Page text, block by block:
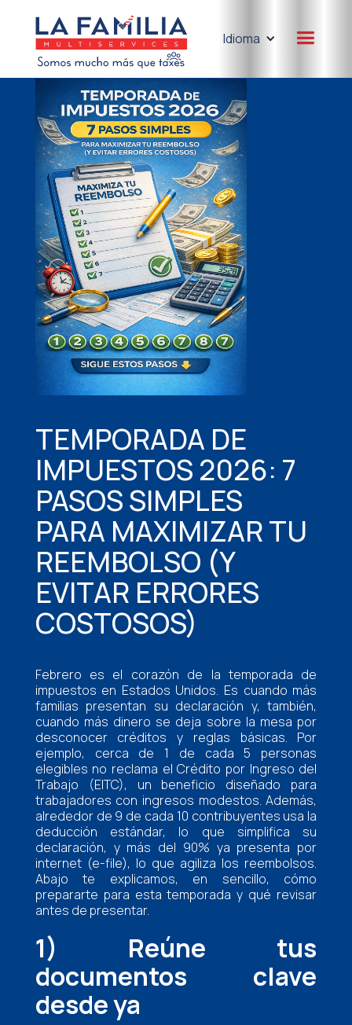
Idioma
TEMPORADA DE
IMPUESTOS 2026: 7
PASOS SIMPLES
PARA MAXIMIZAR TU
REEMBOLSO (Y
EVITAR ERRORES
COSTOSOS)
Febrero es el corazón de la temporada de
impuestos en Estados Unidos. Es cuando más
familias presentan su declaración y, también,
cuando más dinero se deja sobre la mesa por
desconocer créditos y reglas básicas. Por
ejemplo, cerca de 1 de cada 5 personas
elegibles no reclama el Crédito por Ingreso del
Trabajo (EITC), un beneficio diseñado para
trabajadores con ingresos modestos. Además,
alrededor de 9 de cada 10 contribuyentes usa la
deducción estándar, lo que simplifica su
declaración, y más del 90% ya presenta por
internet (e-file), lo que agiliza los reembolsos.
Abajo te explicamos, en sencillo, cómo
prepararte para esta temporada y qué revisar
antes de presentar.
1) Reúne tus
documentos clave
desde ya